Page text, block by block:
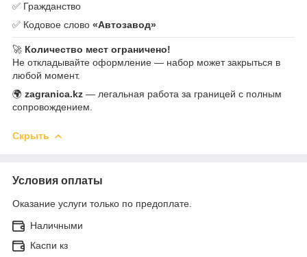
✅ Гражданство
✅ Кодовое слово «Автозавод»
🚀 Количество мест ограничено!
Не откладывайте оформление — набор может закрыться в
любой момент.
🌍 zagranica.kz — легальная работа за границей с полным
сопровождением.
Скрыть
Условия оплаты
Оказание услуги только по предоплате.
Наличными
Каспи кз